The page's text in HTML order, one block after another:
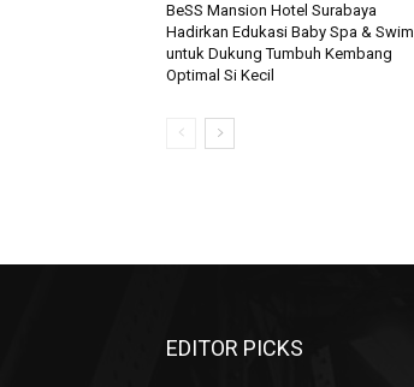
BeSS Mansion Hotel Surabaya
Hadirkan Edukasi Baby Spa & Swim
untuk Dukung Tumbuh Kembang
Optimal Si Kecil
EDITOR PICKS